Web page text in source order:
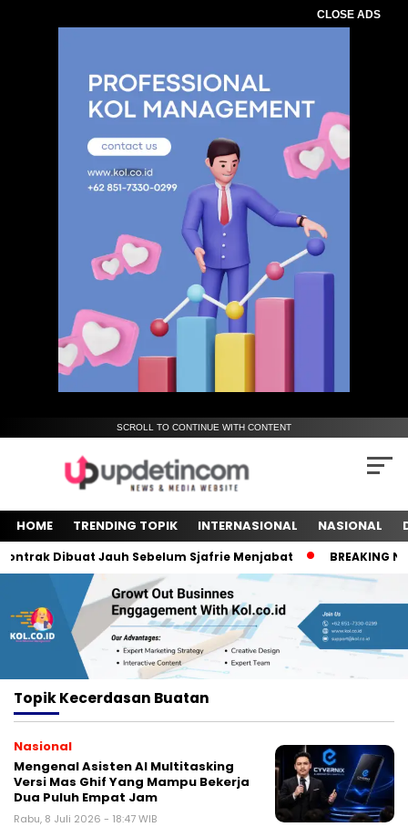
CLOSE ADS
SCROLL TO CONTINUE WITH CONTENT
HOME TRENDING TOPIK INTERNASIONAL NASIONAL
Dibuat Jauh Sebelum Sjafrie Menjabat BREAKING
TopikKecerdasan Buatan
Nasional
Mengenal Asisten AI Multitasking
Versi Mas Ghif Yang Mampu Bekerja
Dua Puluh Empat Jam
Rabu, 8 Juli 2026 - 18:47 WIB